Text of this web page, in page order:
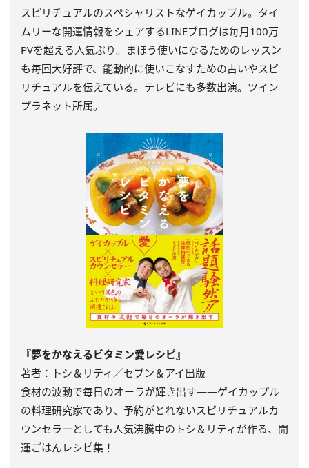
スピリチュアルのスペシャリストなゲイカップル。タイ
ムリーな開運情報をシェアするLINEブログは毎月100万
PVを超える人氣ぶり。まほう使いになるためのレッスン
も毎回大好評で、能動的に使いこなすための占いやスピ
リチュアルを伝えている。テレビにも多数出演。ツイン
プラネット所属。
『夢をかなえるビタミン愛レシピ』
著者：トシ＆リティ／セブン＆アイ出版
食材の波動で毎日のオーラが輝き出す――ゲイカップル
の料理研究家であり、予約がとれないスピリチュアルカ
ウンセラーとしても人気沸騰中のトシ＆リティが作る、開
運ごはんレシピ集！